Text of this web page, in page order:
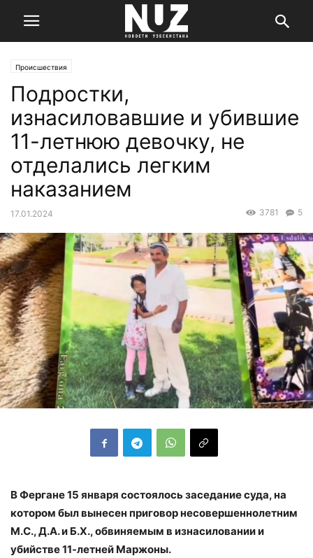
Происшествия
Подростки,
изнасиловавшие и убившие
11-летнюю девочку, не
отделались легким
наказанием
17.01.2024 5
3781
В Фергане 15 января состоялось заседание суда, на
котором был вынесен приговор несовершеннолетним
М.С., Д.А. и Б.Х., обвиняемым в изнасиловании и
убийстве 11-летней Маржоны.